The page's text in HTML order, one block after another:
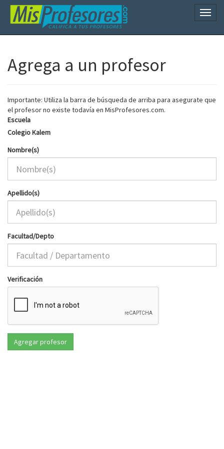
Agrega a un profesor
Importante: Utiliza la barra de búsqueda de arriba para asegurate que
el profesor no existe todavía en MisProfesores.com.
Escuela
Colegio Kalem
Nombre(s)
Apellido(s)
Facultad/Depto
Verificación